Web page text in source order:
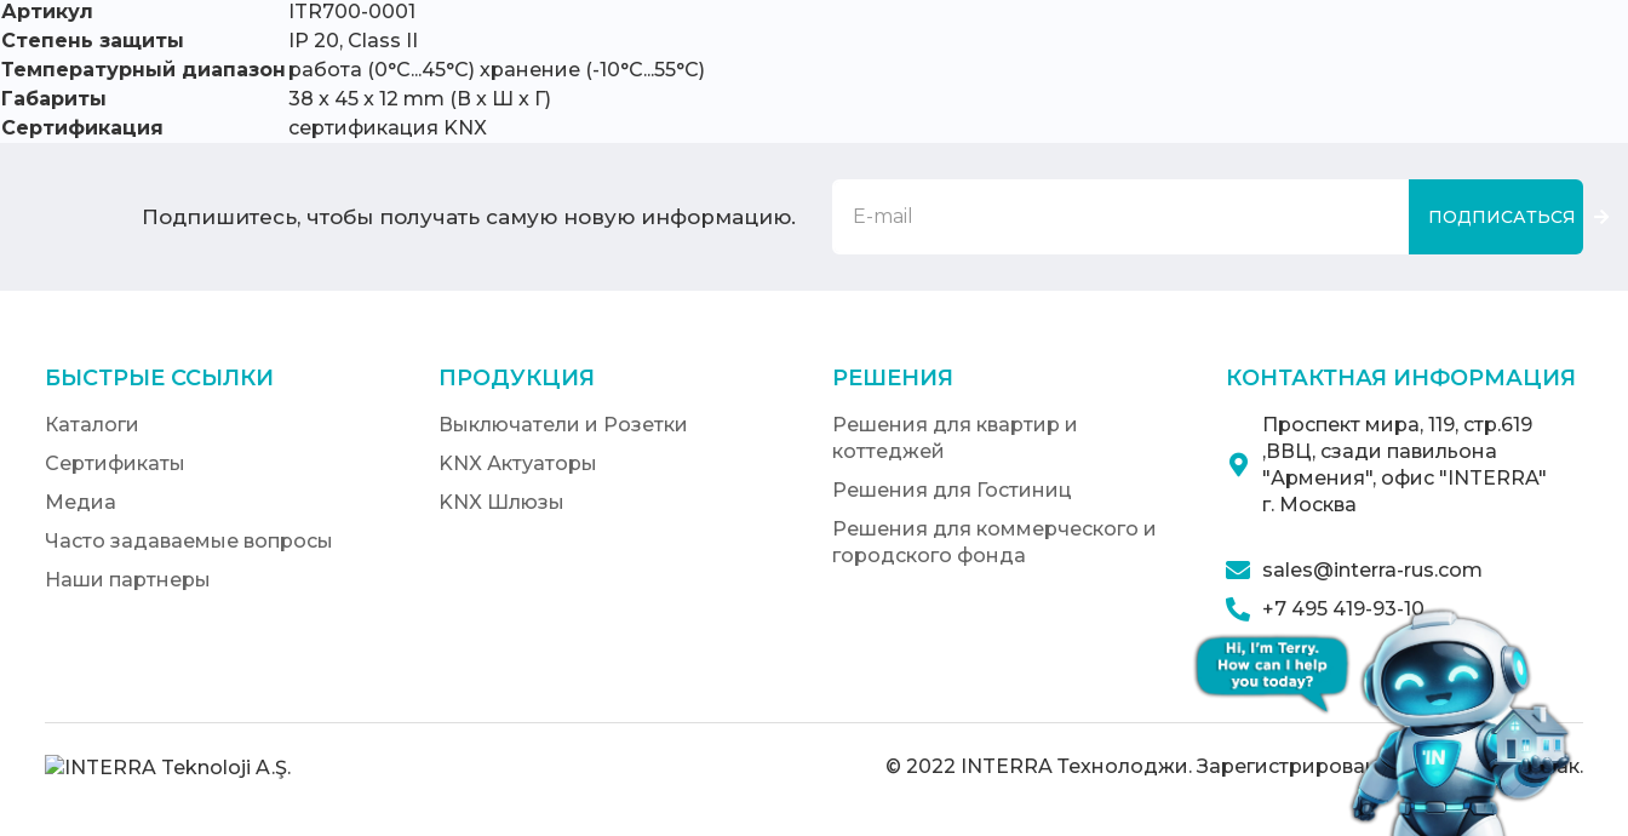
Артикул
ITR700-0001
Степень защиты
IP 20, Class II
Температурный диапазон работа (0°C...45°C) хранение (-10°C...55°C)
Габариты
38 x 45 x 12 mm (В x Ш x Г)
Сертификация
сертификация KNX
Подпишитесь, чтобы получать самую новую информацию. ПОДПИСАТЬСЯ
БЫСТРЫЕ ССЫЛКИ
Каталоги
Сертификаты
Медиа
Часто задаваемые вопросы
Наши партнеры
ПРОДУКЦИЯ
Выключатели и Розетки
KNX Актуаторы
KNX Шлюзы
РЕШЕНИЯ
Решения для квартир и
коттеджей
Решения для Гостиниц
Решения для коммерческого и
городского фонда
КОНТАКТНАЯ ИНФОРМАЦИЯ
Проспект мира, 119, стр.619
,ВВЦ, сзади павильона
"Армения", офис "INTERRA"
г. Москва
sales@interra-rus.com
+7 495 419-93-10
© 2022 INTERRA Технолоджи. Зарегистрированный товарный знак.